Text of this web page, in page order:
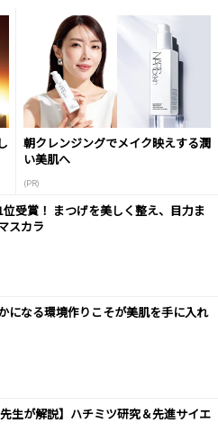
朝クレンジングでメイク映えする潤
い美肌へ
(PR)
受賞！ まつげを美しく整え、目力ま
スカラ
になる環境作りこそが美肌を手に入れ
先生が解説】ハチミツ研究＆先進サイエ